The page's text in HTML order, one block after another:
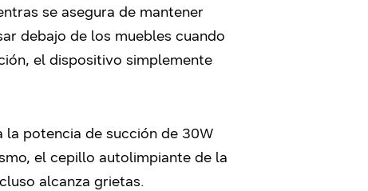
se asegura de mantener
debajo de los muebles cuando
el dispositivo simplemente
potencia de succión de 30W
el cepillo autolimpiante de la
alcanza grietas.